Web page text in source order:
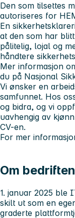
Den som tilsettes
autoriseres for
En
at den som har
pålitelig, lojal og
håndtere
Mer informasjon
du på Nasjonal
Vi ønsker en
samfunnet. Hos
og bidra, og vi
uavhengig av
CV-en.
For mer
Om bedriften
1. januar 2025 ble
skilt ut som en
graderte